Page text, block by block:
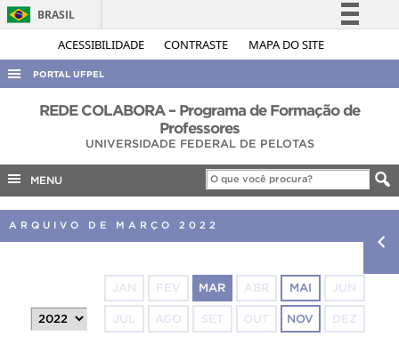
ACESSIBILIDADE CONTRASTE MAPA DO SITE
BRASIL
Simplifique!
Acesso à informação
Legislação
Canais
PORTAL UFPEL
ACESSO À INFORMAÇÃO
COBALTO
CONCURSOS
EDITAIS
PORTARIAS
REDE COLABORA – Programa de Formação de
Professores
UNIVERSIDADE FEDERAL DE PELOTAS
MENU
ARQUIVO DE MARÇO 2022
JAN FEV MAR ABR MAI JUN
JUL AGO SET OUT NOV DEZ